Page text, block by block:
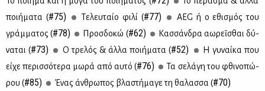
ποι­ή­μα­τα (#75) Τε­λευ­ταίο φι­λί (#77)
AEG ή ο εθι­σμός τoυ
γράμ­μα­τος (#78) Προσ­δο­κώ (#62)
Κασ­σάν­δρα αἰωρεῖσθαι δύ­
να­ται (#73) Ο τρε­λός & άλ­λα ποι­ή­μα­τα (#52)
Η γυ­ναί­κα που
εί­χε πε­ρισ­σό­τε­ρα μω­ρά από αυ­τό (#76)
Τα σε­λά­γη του φθι­νο­πώ­
ρου (#85) Ένας άν­θρω­πος βλα­στή­μα­γε τη θα­λασ­σα (#70)